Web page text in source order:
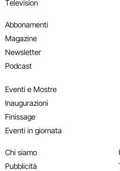
Television
Abbonamenti
Magazine
Newsletter
Podcast
Eventi e Mostre
Inaugurazioni
Finissage
Eventi in giornata
Chi siamo
Pubblicità